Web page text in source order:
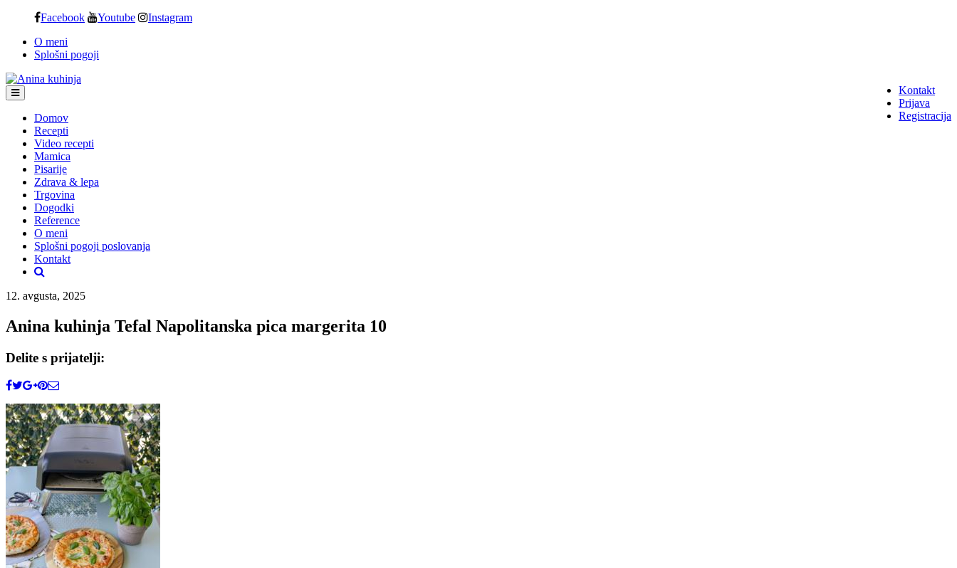
content
Facebook Youtube Instagram
O meni
Splošni pogoji
Kontakt
Prijava
Registracija
Domov
Recepti
Video recepti
Mamica
Pisarije
Zdrava & lepa
Trgovina
Dogodki
Reference
O meni
Splošni pogoji poslovanja
Kontakt
12. avgusta, 2025
Anina kuhinja Tefal Napolitanska pica margerita 10
Delite s prijatelji: